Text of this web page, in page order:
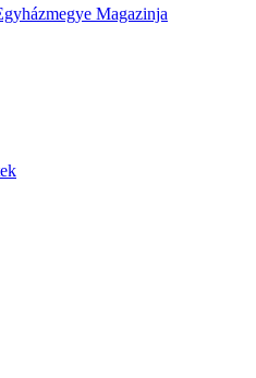
Magazinja